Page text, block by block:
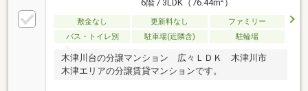
6階 / 3LDK（76.44m ）
敷金なし 更新料なし
ファミリー
バス・トイレ別
駐車場(近隣含) 駐輪場
木津川台の分譲マンション 広々ＬＤＫ 木津川市
木津エリアの分譲賃貸マンションです。